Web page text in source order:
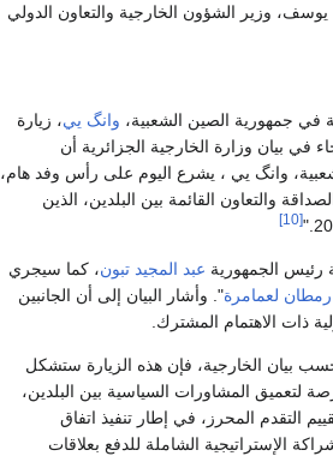
وزير الشؤون الخارجية والتعاون الدولي
في جمهورية الصين الشعبية، وانگ يي، زيارة
في بيان وزارة الخارجية الجزائرية أن
وانگ يي ، يشرع اليوم على رأس وفد هام،
والتعاون القائمة بين البلدين، الذين
[10]
رئيس الجمهورية عبد المجيد تبون، كما سيجري
رمطان لعمامرة". وأشار البيان إلى أن الجانبين
ذات الاهتمام المشترك.
بيان الخارجية، فإن هذه الزيارة ستشكل
لتعميق المشاورات السياسية بين البلدين،
التقدم المحرز، في إطار تنفيذ اتفاق
الإستراتيجية الشاملة للدفع بعلاقات